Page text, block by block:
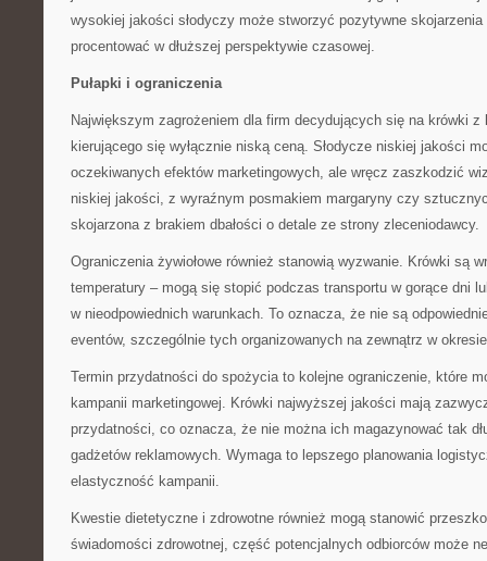
wysokiej jakości słodyczy może stworzyć pozytywne
procentować w dłuższej perspektywie czasowej.
Pułapki i ograniczenia
Największym zagrożeniem dla firm decydujących się na krówki z
kierującego się wyłącznie niską ceną. Słodycze niskiej jakości
oczekiwanych efektów marketingowych, ale wręcz zaszkodzić
niskiej jakości, z wyraźnym posmakiem margaryny czy
skojarzona z brakiem dbałości o detale ze strony zleceniodawcy.
Ograniczenia żywiołowe również stanowią wyzwanie. Krówki są
temperatury – mogą się stopić podczas transportu w gorące dni
w nieodpowiednich warunkach. To oznacza, że nie są
eventów, szczególnie tych organizowanych na zewnątrz w
Termin przydatności do spożycia to kolejne ograniczenie, które
kampanii marketingowej. Krówki najwyższej jakości mają
przydatności, co oznacza, że nie można ich magazynować tak
gadżetów reklamowych. Wymaga to lepszego planowania
elastyczność kampanii.
Kwestie dietetyczne i zdrowotne również mogą stanowić
świadomości zdrowotnej, część potencjalnych odbiorców może